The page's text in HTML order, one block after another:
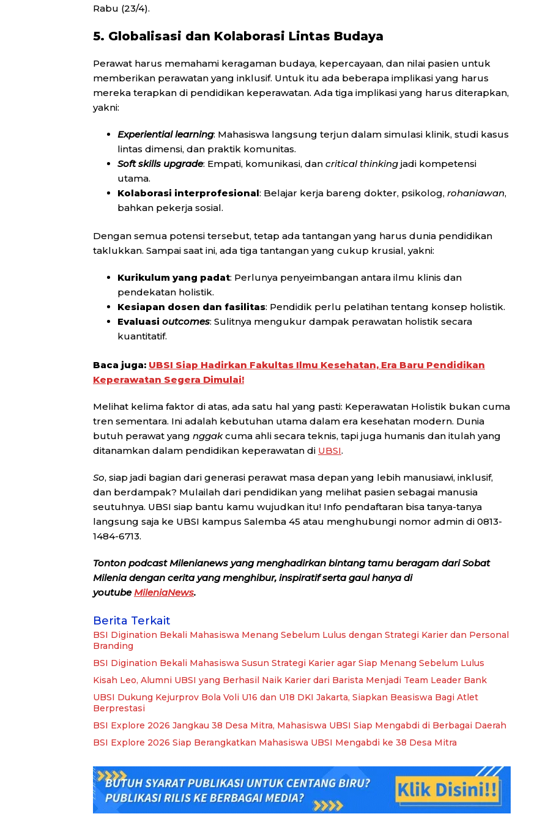
Rabu (23/4).
5. Globalisasi dan Kolaborasi Lintas Budaya
Perawat harus memahami keragaman budaya, kepercayaan, dan nilai pasien untuk
memberikan perawatan yang inklusif. Untuk itu ada beberapa implikasi yang harus
mereka terapkan di pendidikan keperawatan. Ada tiga implikasi yang harus diterapkan,
yakni:
Experiential learning: Mahasiswa langsung terjun dalam simulasi klinik, studi kasus
lintas dimensi, dan praktik komunitas.
Soft skills upgrade: Empati, komunikasi, dan critical thinking jadi kompetensi
utama.
Kolaborasi interprofesional: Belajar kerja bareng dokter, psikolog, rohaniawan,
bahkan pekerja sosial.
Dengan semua potensi tersebut, tetap ada tantangan yang harus dunia pendidikan
taklukkan. Sampai saat ini, ada tiga tantangan yang cukup krusial, yakni:
Kurikulum yang padat: Perlunya penyeimbangan antara ilmu klinis dan
pendekatan holistik.
Kesiapan dosen dan fasilitas: Pendidik perlu pelatihan tentang konsep holistik.
Evaluasi outcomes: Sulitnya mengukur dampak perawatan holistik secara
kuantitatif.
Baca juga: UBSI Siap Hadirkan Fakultas Ilmu Kesehatan, Era Baru Pendidikan
Keperawatan Segera Dimulai!
Melihat kelima faktor di atas, ada satu hal yang pasti: Keperawatan Holistik bukan cuma
tren sementara. Ini adalah kebutuhan utama dalam era kesehatan modern. Dunia
butuh perawat yang nggakcuma ahli secara teknis, tapi juga humanis dan itulah yang
ditanamkan dalam pendidikan keperawatan di UBSI.
So, siap jadi bagian dari generasi perawat masa depan yang lebih manusiawi, inklusif,
dan berdampak? Mulailah dari pendidikan yang melihat pasien sebagai manusia
seutuhnya. UBSI siap bantu kamu wujudkan itu! Info pendaftaran bisa tanya-tanya
langsung saja ke UBSI kampus Salemba 45 atau menghubungi nomor admin di 0813-
1484-6713.
Tonton podcast Milenianews yang menghadirkan bintang tamu beragam dari Sobat
Milenia dengan cerita yang menghibur, inspiratif serta gaul hanya di
youtube MileniaNews.
Berita Terkait
BSI Digination Bekali Mahasiswa Menang Sebelum Lulus dengan Strategi Karier dan Personal
Branding
BSI Digination Bekali Mahasiswa Susun Strategi Karier agar Siap Menang Sebelum Lulus
Kisah Leo, Alumni UBSI yang Berhasil Naik Karier dari Barista Menjadi Team Leader Bank
UBSI Dukung Kejurprov Bola Voli U16 dan U18 DKI Jakarta, Siapkan Beasiswa Bagi Atlet
Berprestasi
BSI Explore 2026 Jangkau 38 Desa Mitra, Mahasiswa UBSI Siap Mengabdi di Berbagai Daerah
BSI Explore 2026 Siap Berangkatkan Mahasiswa UBSI Mengabdi ke 38 Desa Mitra